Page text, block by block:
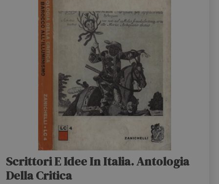
Scrittori E Idee In Italia. Antologia
Della Critica